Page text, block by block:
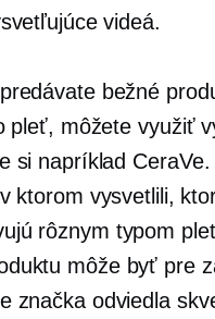
videá.
bežné
pleť, môžete využiť
si napríklad CeraVe.
ktorom vysvetlili,
rôznym typom
môže byť pre
značka odviedla